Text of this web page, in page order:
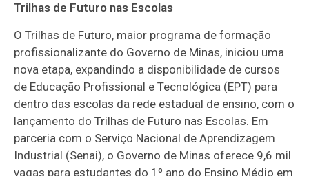
Trilhas de Futuro nas Escolas
O Trilhas de Futuro, maior programa de formação
profissionalizante do Governo de Minas, iniciou uma
nova etapa, expandindo a disponibilidade de cursos
de Educação Profissional e Tecnológica (EPT) para
dentro das escolas da rede estadual de ensino, com o
lançamento do Trilhas de Futuro nas Escolas. Em
parceria com o Serviço Nacional de Aprendizagem
Industrial (Senai), o Governo de Minas oferece 9,6 mil
vagas para estudantes do 1º ano do Ensino Médio em